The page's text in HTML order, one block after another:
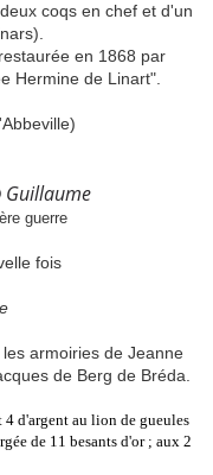
coqs en chef et d'un
en 1868 par
Hermine de Linart".
guerre
fois
armoiries de Jeanne
de Berg de Bréda.
d'argent au lion de gueules
de 11 besants d'or ; aux 2